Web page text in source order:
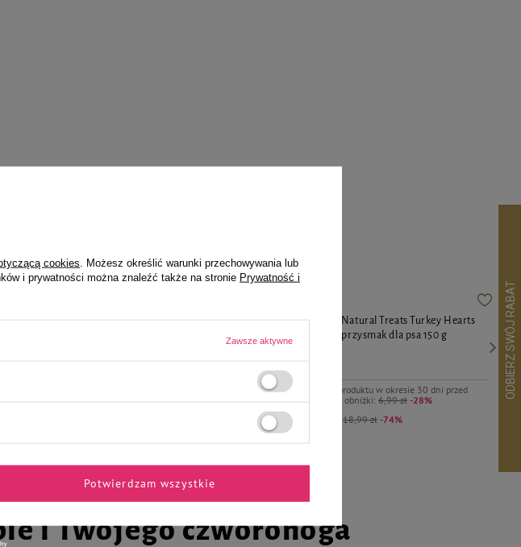
pupila
Dolina Noteci Natural Treats Turkey Hearts
serca z indyka przysmak dla psa 150 g
Cena regularna: 18,99 zł -74%
Najniższa cena produktu w okresie 30 dni przed
wprowadzeniem obniżki: 6,99 zł -28%
i Twojego czworonoga
cookies . Możesz określić warunki przechowywania lub
i prywatności można znaleźć także na stronie Prywatność i
Zawsze aktywne
Potwierdzam wszystkie